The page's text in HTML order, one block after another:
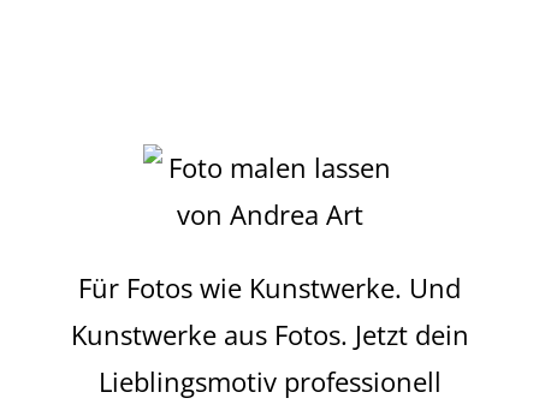
Für Fotos wie Kunstwerke. Und
Kunstwerke aus Fotos. Jetzt dein
Lieblingsmotiv professionell